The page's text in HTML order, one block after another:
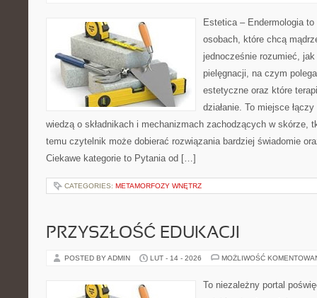
Estetica – Endermologia
osobach, które chcą
jednocześnie rozumieć, jak
pielęgnacji, na czym
estetyczne oraz które
działanie. To miejsce
wiedzą o składnikach i mechanizmach zachodzących w skórze,
temu czytelnik może dobierać rozwiązania bardziej świadomie
Ciekawe kategorie to Pytania od […]
CATEGORIES: METAMORFOZY WNĘTRZ
PRZYSZŁOŚĆ EDUKACJI
POSTED BY ADMIN LUT - 14 - 2026 MOŻLIWOŚĆ
To niezależny portal